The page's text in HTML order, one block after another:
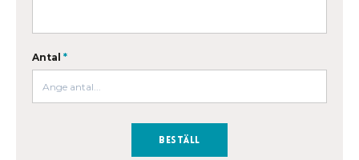
Antal *
Beställ